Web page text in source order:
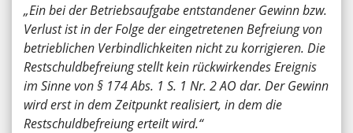
„Ein bei der Betriebsaufgabe entstandener Gewinn bzw.
Verlust ist in der Folge der eingetretenen Befreiung von
betrieblichen Verbindlichkeiten nicht zu korrigieren. Die
Restschuldbefreiung stellt kein rückwirkendes Ereignis
im Sinne von § 174 Abs. 1 S. 1 Nr. 2 AO dar. Der Gewinn
wird erst in dem Zeitpunkt realisiert, in dem die
Restschuldbefreiung erteilt wird.“